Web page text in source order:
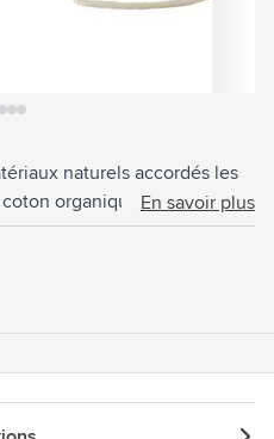
naturels accordés les
organique (160 g/m²)
cordons de serrage en
En savoir plus